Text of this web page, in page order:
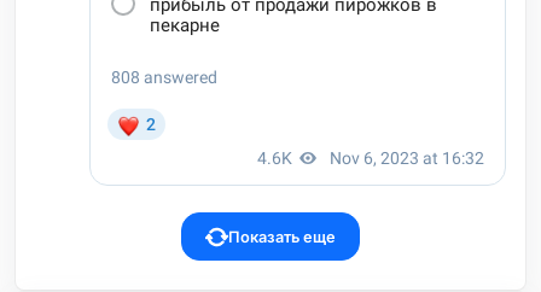
Показать еще